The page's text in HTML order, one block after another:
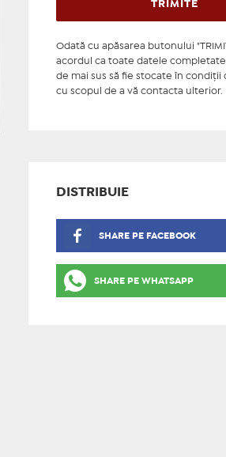
Odată cu apăsarea butonului
acordul ca toate datele
de mai sus să fie stocate în condiţii
cu scopul de a vă contacta ulterior.
DISTRIBUIE
SHARE PE FACEBOOK
SHARE PE WHATSAPP